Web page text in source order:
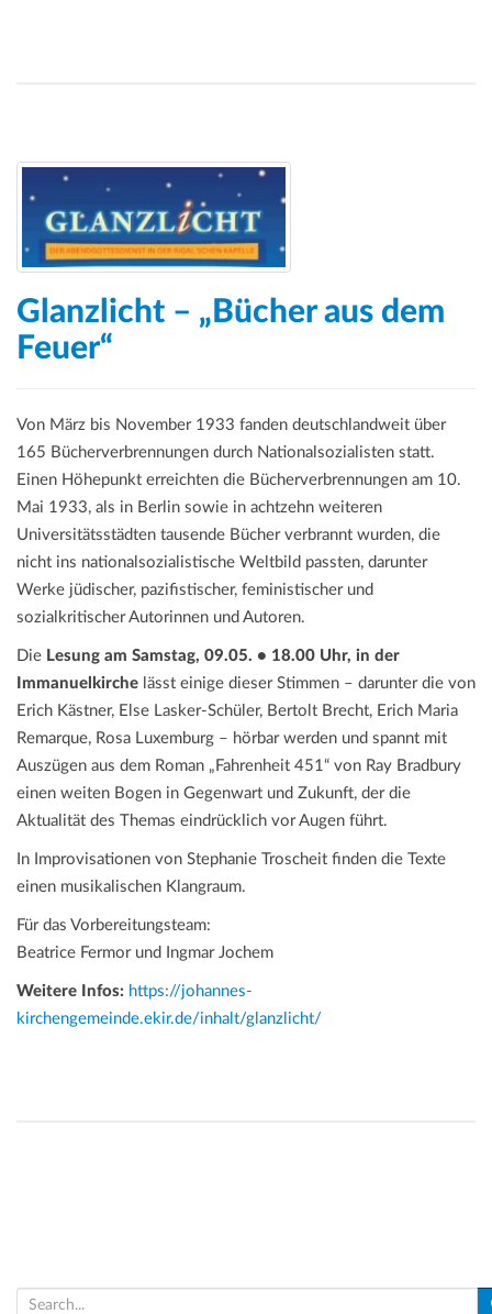
Glanzlicht – „Bücher aus dem
Feuer“
Von März bis November 1933 fanden deutschlandweit über
165 Bücherverbrennungen durch Nationalsozialisten statt.
Einen Höhepunkt erreichten die Bücherverbrennungen am 10.
Mai 1933, als in Berlin sowie in achtzehn weiteren
Universitätsstädten tausende Bücher verbrannt wurden, die
nicht ins nationalsozialistische Weltbild passten, darunter
Werke jüdischer, pazifistischer, feministischer und
sozialkritischer Autorinnen und Autoren.
Die Lesung am Samstag, 09.05. • 18.00 Uhr, in der
Immanuelkirche lässt einige dieser Stimmen – darunter die von
Erich Kästner, Else Lasker-Schüler, Bertolt Brecht, Erich Maria
Remarque, Rosa Luxemburg – hörbar werden und spannt mit
Auszügen aus dem Roman „Fahrenheit 451“ von Ray Bradbury
einen weiten Bogen in Gegenwart und Zukunft, der die
Aktualität des Themas eindrücklich vor Augen führt.
In Improvisationen von Stephanie Troscheit finden die Texte
einen musikalischen Klangraum.
Für das Vorbereitungsteam:
Beatrice Fermor und Ingmar Jochem
Weitere Infos: https://johannes-
kirchengemeinde.ekir.de/inhalt/glanzlicht/